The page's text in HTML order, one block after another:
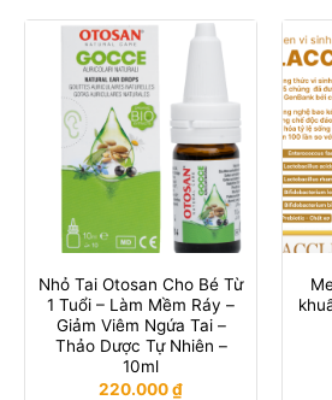
Nhỏ Tai Otosan Cho Bé Từ
1 Tuổi – Làm Mềm Ráy –
Giảm Viêm Ngứa Tai –
Thảo Dược Tự Nhiên –
10ml
220.000₫